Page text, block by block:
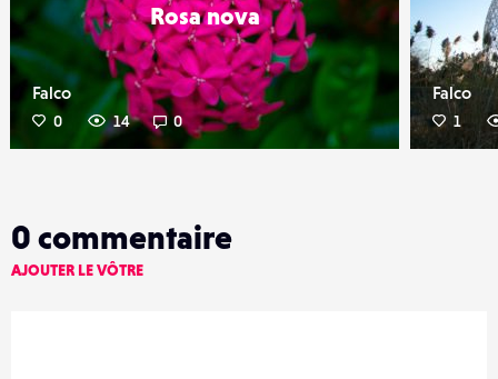
Rosa nova
Falco
0 14 0
Falco
1
0 commentaire
AJOUTER LE VÔTRE